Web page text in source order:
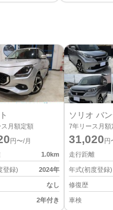
月額定額
円〜/月
1.0km
登録) 2024年
なし
2年付き
ソリオ バ
7年リース月額
31,020 円
走行距離
年式(初度登録)
修復歴
車検